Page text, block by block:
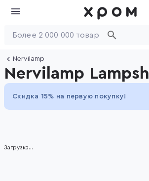
Nervilamp
Nervilamp
Скидка 15% на первую покупку!
Загрузка...